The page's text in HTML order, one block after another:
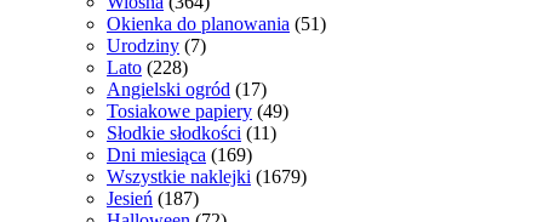
Okienka do planowania (51)
Urodziny (7)
Lato (228)
Angielski ogród (17)
Tosiakowe papiery (49)
Słodkie słodkości (11)
Dni miesiąca (169)
Wszystkie naklejki (1679)
Jesień (187)